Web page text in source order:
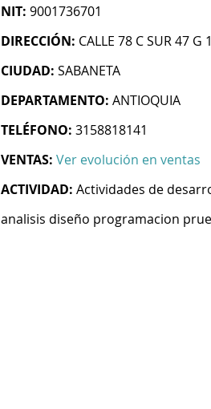
NIT: 9001736701
DIRECCIÓN: CALLE 78 C SUR 47 G
CIUDAD: SABANETA
DEPARTAMENTO: ANTIOQUIA
TELÉFONO: 3158818141
VENTAS: Ver evolución en ventas
ACTIVIDAD: Actividades de
analisis diseño programacion